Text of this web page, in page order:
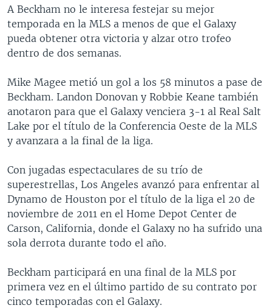
DEPORTIVO INTERNACIONAL
NOTA ECONÓMICA
ENTRETENIMIENTO
Idiomas
A Beckham no le interesa festejar su mejor
temporada en la MLS a menos de que el Galaxy
pueda obtener otra victoria y alzar otro trofeo
dentro de dos semanas.
Mike Magee metió un gol a los 58 minutos a pase de
Beckham. Landon Donovan y Robbie Keane también
anotaron para que el Galaxy venciera 3-1 al Real Salt
Lake por el título de la Conferencia Oeste de la MLS
y avanzara a la final de la liga.
Con jugadas espectaculares de su trío de
superestrellas, Los Angeles avanzó para enfrentar al
Dynamo de Houston por el título de la liga el 20 de
noviembre de 2011 en el Home Depot Center de
Carson, California, donde el Galaxy no ha sufrido una
sola derrota durante todo el año.
Beckham participará en una final de la MLS por
primera vez en el último partido de su contrato por
cinco temporadas con el Galaxy.